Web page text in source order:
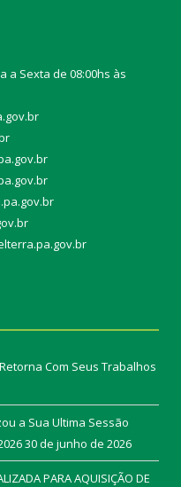
a Sexta de 08:00hs às
r
Com Seus Trabalhos
a Sua Ultima Sessão
30 de junho de 2026
PARA AQUISIÇÃO DE